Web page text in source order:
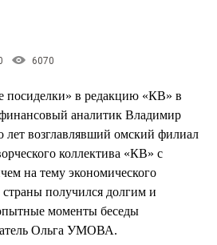
6070
посиделки» в редакцию «КВ» в
аналитик Владимир
возглавлявший омский филиал
коллектива «КВ» с
на тему экономического
получился долгим и
моменты беседы
Ольга УМОВА.